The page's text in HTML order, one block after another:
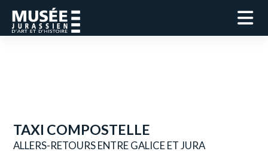
TAXI COMPOSTELLE
ALLERS-RETOURS ENTRE GALICE ET JURA